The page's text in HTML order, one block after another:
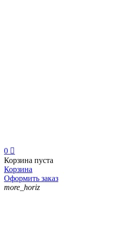
0 
Корзина пуста
Корзина
Оформить заказ
more_horiz